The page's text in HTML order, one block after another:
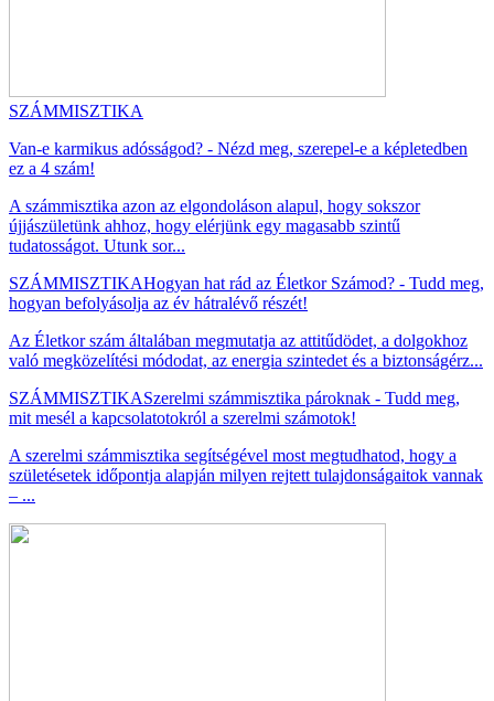
SZÁMMISZTIKA
Van-e karmikus adósságod? - Nézd meg, szerepel-e a képletedben
ez a 4 szám!
A számmisztika azon az elgondoláson alapul, hogy sokszor
újjászületünk ahhoz, hogy elérjünk egy magasabb szintű
tudatosságot. Utunk sor...
SZÁMMISZTIKAHogyan hat rád az Életkor Számod? - Tudd meg,
hogyan befolyásolja az év hátralévő részét!
Az Életkor szám általában megmutatja az attitűdödet, a dolgokhoz
való megközelítési módodat, az energia szintedet és a biztonságérz...
SZÁMMISZTIKASzerelmi számmisztika pároknak - Tudd meg,
mit mesél a kapcsolatotokról a szerelmi számotok!
A szerelmi számmisztika segítségével most megtudhatod, hogy a
születésetek időpontja alapján milyen rejtett tulajdonságaitok vannak
– ...